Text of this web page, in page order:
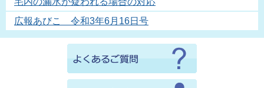
広報あびこ 令和3年6月16日号